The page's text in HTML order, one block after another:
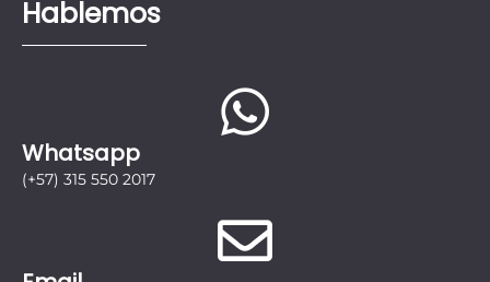
Hablemos
Whatsapp
(+57) 315 550 2017